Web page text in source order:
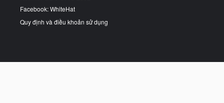
Facebook: WhiteHat
Quy định và điều khoản sử dụng